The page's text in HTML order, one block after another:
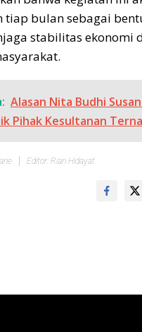
tiap bulan sebagai
stabilitas ekonomi
Alasan Nita Budhi
Pihak Kesultanan
Editor: Rian Hidayat